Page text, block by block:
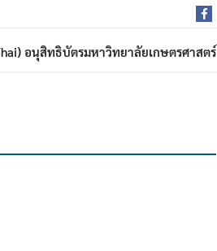
อนุสิทธิบัตรมหาวิทยาลัยเกษตรศาสตร์